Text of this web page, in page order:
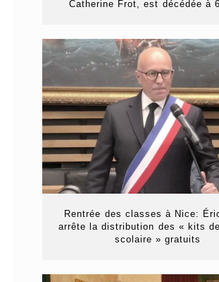
Catherine Frot, est décédée à
Rentrée des classes à Nice:
arrête la distribution des « kits
scolaire » gratuits